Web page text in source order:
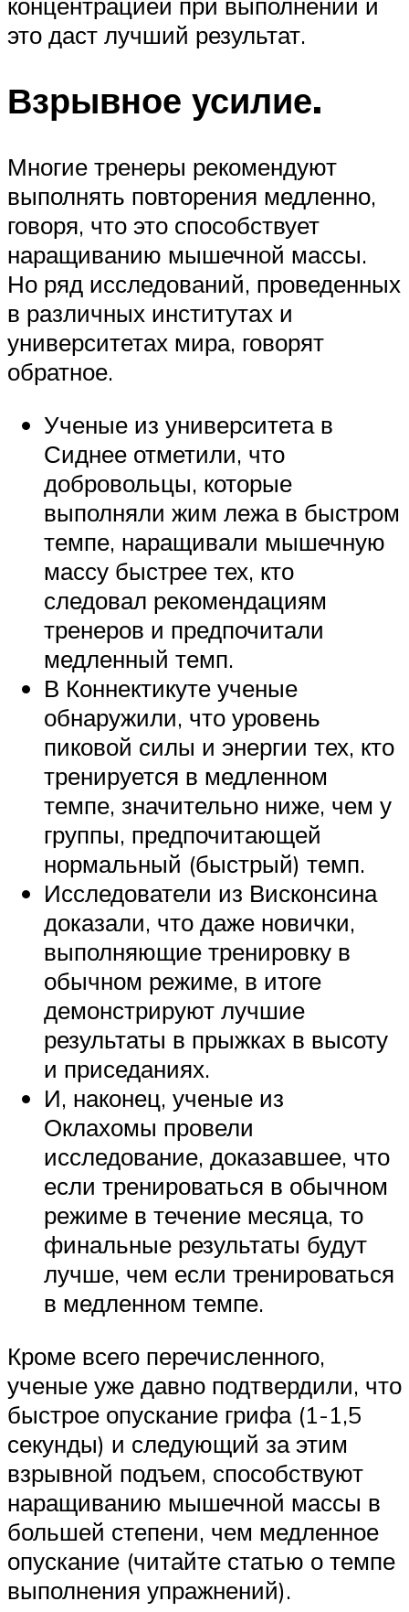
это даст лучший результат.
Взрывное усилие.
Многие тренеры рекомендуют
выполнять повторения медленно,
говоря, что это способствует
наращиванию мышечной массы.
Но ряд исследований, проведенных
в различных институтах и
университетах мира, говорят
обратное.
Ученые из университета в
Сиднее отметили, что
добровольцы, которые
выполняли жим лежа в быстром
темпе, наращивали мышечную
массу быстрее тех, кто
следовал рекомендациям
тренеров и предпочитали
медленный темп.
В Коннектикуте ученые
обнаружили, что уровень
пиковой силы и энергии тех, кто
тренируется в медленном
темпе, значительно ниже, чем у
группы, предпочитающей
нормальный (быстрый) темп.
Исследователи из Висконсина
доказали, что даже новички,
выполняющие тренировку в
обычном режиме, в итоге
демонстрируют лучшие
результаты в прыжках в высоту
и приседаниях.
И, наконец, ученые из
Оклахомы провели
исследование, доказавшее, что
если тренироваться в обычном
режиме в течение месяца, то
финальные результаты будут
лучше, чем если тренироваться
в медленном темпе.
Кроме всего перечисленного,
ученые уже давно подтвердили, что
быстрое опускание грифа (1-1,5
секунды) и следующий за этим
взрывной подъем, способствуют
наращиванию мышечной массы в
большей степени, чем медленное
опускание (читайте статью о темпе
выполнения упражнений).